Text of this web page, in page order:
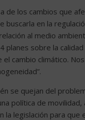
de los cambios que
buscarla en la
al medio
planes sobre la
el cambio climático.
se quejan del
política de movilidad,
la legislación para que